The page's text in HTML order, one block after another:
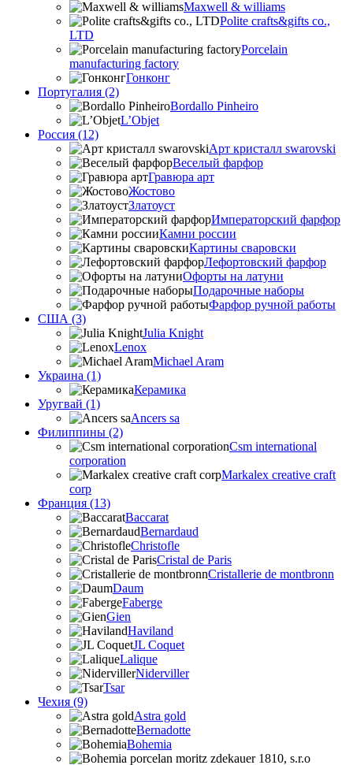
Maxwell & williams
Polite crafts&gifts co.,
LTD
Porcelain
manufacturing factory
Гонконг
Португалия (2)
Bordallo Pinheiro
L’Objet
Россия (12)
Арт кристалл swarovski
Веселый фарфор
Гравюра арт
Жостово
Златоуст
Императорский фарфор
Камни россии
Картины сваровски
Лефортовский фарфор
Офорты на латуни
Подарочные наборы
Фарфор ручной работы
США (3)
Julia Knight
Lenox
Michael Aram
Украина (1)
Керамика
Уругвай (1)
Ancers sa
Филиппины (2)
Csm international
corporation
Markalex creative craft
corp
Франция (13)
Baccarat
Bernardaud
Christofle
Cristal de Paris
Cristallerie de montbronn
Daum
Faberge
Gien
Haviland
JL Coquet
Lalique
Niderviller
Tsar
Чехия (9)
Astra gold
Bernadotte
Bohemia